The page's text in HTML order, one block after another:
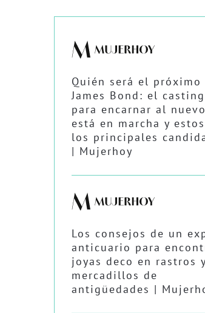
Quién será el próximo
James Bond: el casting
para encarnar al
está en marcha y
los principales
| Mujerhoy
Los consejos de un
anticuario para
joyas deco en rastros y
mercadillos de
antigüedades |